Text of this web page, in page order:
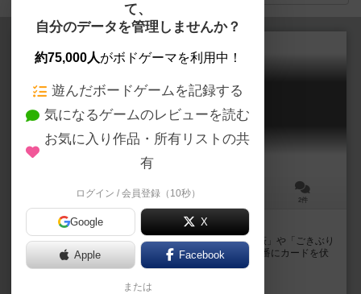
スーパーテスカトリポカ!!
Super Tezcatlipoca
10～20分 2件
協力ゲーム＋ブラフゲーム＝15分間のデスゲーム体験
●はじめに 「SUPERテスカトリポカ!!」は「髑髏と薔薇」や「ごきぶり
ポーカー」に代表されるブラフゲームの一種です。 順番にカードを伏
せて、その真偽を推測することでゲー...
松本 ひろのり（Hitonori Matsumoto）
て、
自分のデータを管理しませんか？
約75,000人がボドゲーマを利用中！
遊んだボードゲームを記録する
気になるゲームのレビューを読む
お気に入り作品・所有リストの共
有
ログイン / 会員登録（10秒）
Google X
Apple Facebook
または